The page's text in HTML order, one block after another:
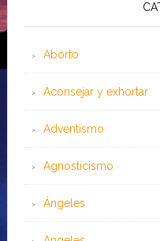
Aborto
Aconsejar y exhortar
Adventismo
Agnosticismo
Ángeles